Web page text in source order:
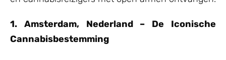
1. Amsterdam, Nederland – De Iconische
Cannabisbestemming